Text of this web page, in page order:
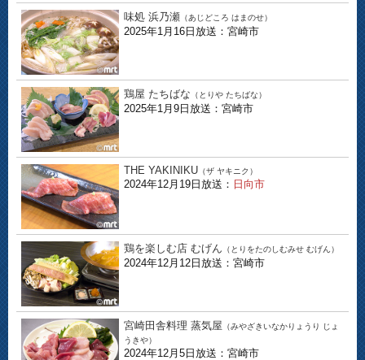
味処 浜乃瀬 （あじどころ はまのせ）
2025年1月16日放送：宮崎市
鶏屋 たちばな （とりや たちばな）
2025年1月9日放送：宮崎市
THE YAKINIKU （ザ ヤキニク）
2024年12月19日放送： 日向市
鶏を楽しむ店 むげん （とりをたのしむみせ むげん）
2024年12月12日放送：宮崎市
宮崎田舎料理 蒸気屋 （みやざきいなかりょうり じょ
うきや）
2024年12月5日放送：宮崎市